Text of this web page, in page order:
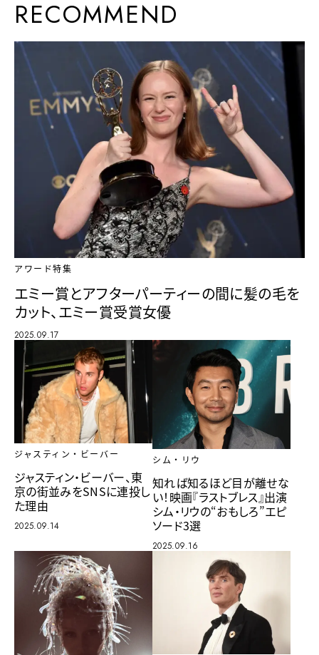
RECOMMEND
アワード特集
エミー賞とアフターパーティーの間に髪の毛を
カット、エミー賞受賞女優
2025.09.17
ジャスティン・ビーバー
ジャスティン・ビーバー、東
京の街並みをSNSに連投し
た理由
2025.09.14
シム・リウ
知れば知るほど目が離せな
い！映画『ラストブレス』出演
シム・リウの“おもしろ”エピ
ソード3選
2025.09.16